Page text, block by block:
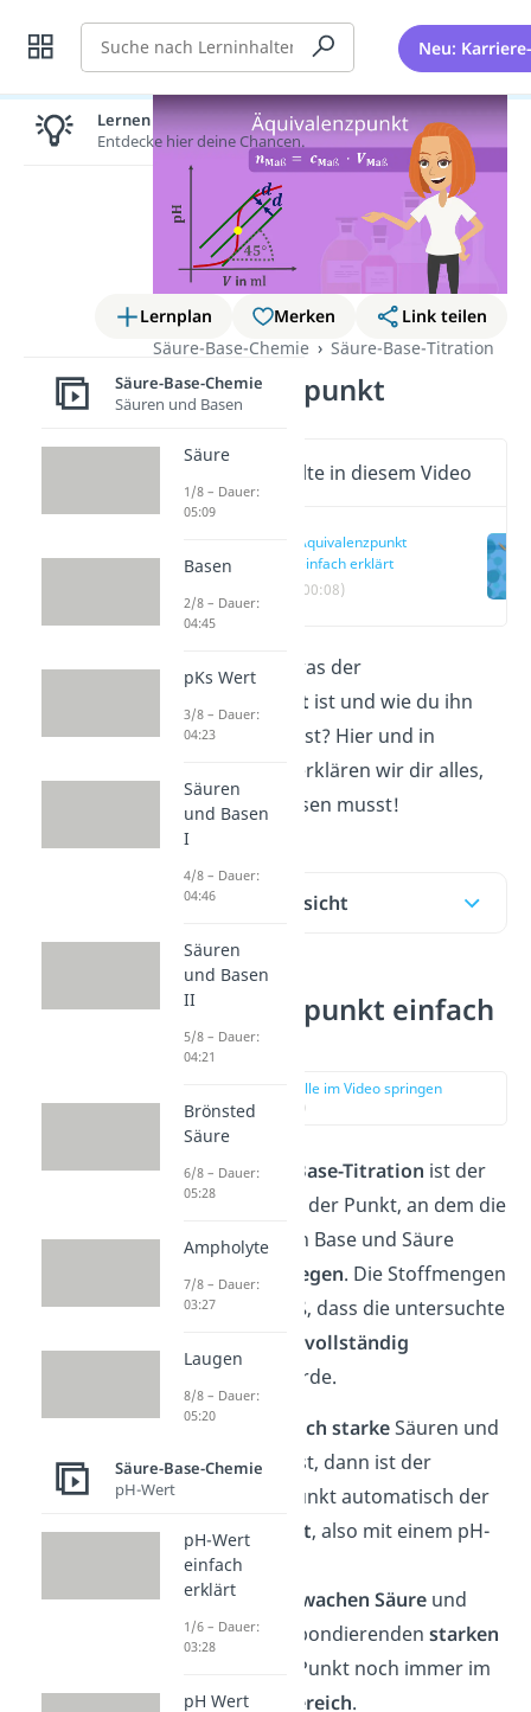
Suche Neu:
Lernplan Merken
Link teilen
Säure-Base-Chemie
Säure-Base-Titration
Äquivalenzpunkt
Wichtige Inhalte in diesem Video
Äquivalenzpunkt
einfach erklärt
(00:08)
Du fragst dich, was der
Äquivalenzpunkt ist und wie du ihn
bestimmen kannst? Hier und in
erklären wir dir alles,
was du dazu wissen musst!
Inhaltsübersicht
Äquivalenzpunkt einfach
erklärt
zur Stelle im Video springen
(00:08)
Bei einerSäure-Base-Titration ist der
Äquivalenzpunkt der Punkt, an dem die
Stoffmengen von Base und Säure
äquivalent
vorliegen. Die Stoffmengen
sind also so groß, dass die untersuchte
Säure oder Basevollständig
neutralisiert
wurde.
Wenn du
gleich starkeSäuren und
Basentitrierst, dann ist der
Äquivalenzpunkt automatisch der
Neutralpunkt, also mit einem pH-
Wert von 7.
Bei einer
schwachen Säure und
einer korrespondierendenstarken
ist der Punkt noch immer im
basischen Bereich.
Lernen lohnt sich!
Entdecke hier deine Chancen.
Säure-Base-Chemie
Säuren und Basen
Säure
1/8 – Dauer:
05:09
Basen
2/8 – Dauer:
04:45
pKs Wert
3/8 – Dauer:
04:23
Säuren
und Basen
I
4/8 – Dauer:
04:46
Säuren
und Basen
II
5/8 – Dauer:
04:21
Brönsted
Säure
6/8 – Dauer:
05:28
Ampholyte
7/8 – Dauer:
03:27
Laugen
8/8 – Dauer:
05:20
Säure-Base-Chemie
pH-Wert
pH-Wert
einfach
erklärt
1/6 – Dauer:
03:28
pH Wert